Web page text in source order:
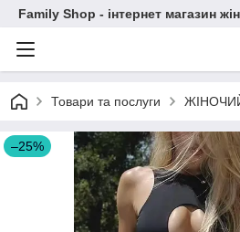
Family Shop - інтернет магазин
Товари та послуги
–25%